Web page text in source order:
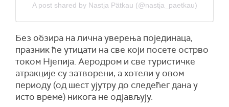
A post shared by Nastja Pätkau (@nastja_paetkau)
Без обзира на лична уверења појединаца,
празник ће утицати на све који посете острво
током Нjепија. Аеродром и све туристичке
атракције су затворени, а хотели у овом
периоду (од шест ујутру до следећег дана у
исто време) никога не одјављују.